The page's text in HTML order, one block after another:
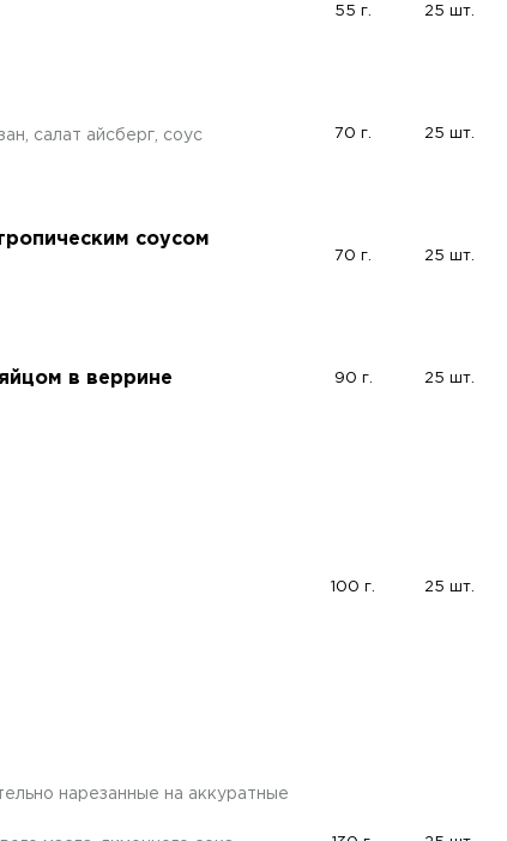
55 г. 25 шт.
салат айсберг, соус
70 г. 25 шт.
соусом
70 г. 25 шт.
в веррине 90 г. 25 шт.
100 г. 25 шт.
нарезанные на аккуратные